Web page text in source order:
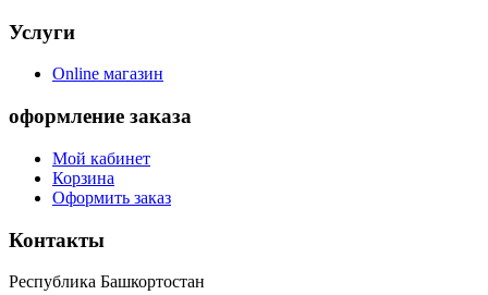
Услуги
Online магазин
оформление заказа
Мой кабинет
Корзина
Оформить заказ
Контакты
Республика Башкортостан